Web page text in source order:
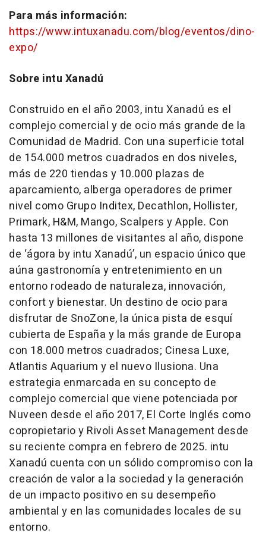
Para más información:
https://www.intuxanadu.com/blog/eventos/dino-
expo/
Sobre intu Xanadú
Construido en el año 2003, intu Xanadú es el
complejo comercial y de ocio más grande de la
Comunidad de Madrid. Con una superficie total
de 154.000 metros cuadrados en dos niveles,
más de 220 tiendas y 10.000 plazas de
aparcamiento, alberga operadores de primer
nivel como Grupo Inditex, Decathlon, Hollister,
Primark, H&M, Mango, Scalpers y Apple. Con
hasta 13 millones de visitantes al año, dispone
de ‘ágora by intu Xanadú’, un espacio único que
aúna gastronomía y entretenimiento en un
entorno rodeado de naturaleza, innovación,
confort y bienestar. Un destino de ocio para
disfrutar de SnoZone, la única pista de esquí
cubierta de España y la más grande de Europa
con 18.000 metros cuadrados; Cinesa Luxe,
Atlantis Aquarium y el nuevo Ilusiona. Una
estrategia enmarcada en su concepto de
complejo comercial que viene potenciada por
Nuveen desde el año 2017, El Corte Inglés como
copropietario y Rivoli Asset Management desde
su reciente compra en febrero de 2025. intu
Xanadú cuenta con un sólido compromiso con la
creación de valor a la sociedad y la generación
de un impacto positivo en su desempeño
ambiental y en las comunidades locales de su
entorno.